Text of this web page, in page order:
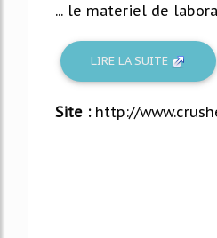
... le materiel de
LIRE LA SUITE
Site : http://